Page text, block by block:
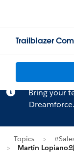
Trailblazer
Bring your
Dreamforce.
Topics
Martín Lopiano